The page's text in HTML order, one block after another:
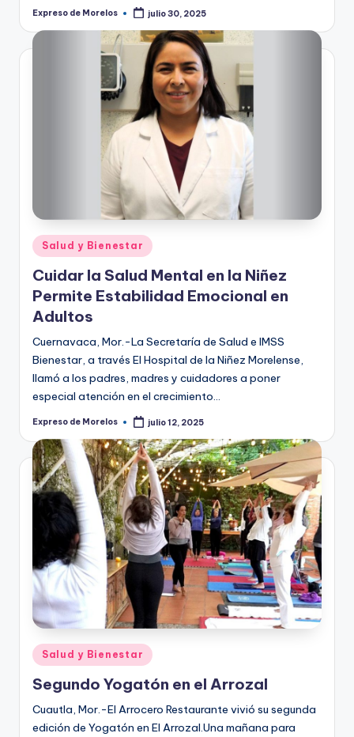
Publicado
Expreso de Morelos julio 30, 2025
Publicado
en
Salud y Bienestar
Cuidar la Salud Mental en la Niñez
Permite Estabilidad Emocional en
Adultos
Cuernavaca, Mor.-La Secretaría de Salud e IMSS
Bienestar, a través El Hospital de la Niñez Morelense,
llamó a los padres, madres y cuidadores a poner
especial atención en el crecimiento…
Publicado
Expreso de Morelos julio 12, 2025
Publicado
en
Salud y Bienestar
Segundo Yogatón en el Arrozal
Cuautla, Mor.-El Arrocero Restaurante vivió su segunda
edición de Yogatón en El Arrozal.Una mañana para